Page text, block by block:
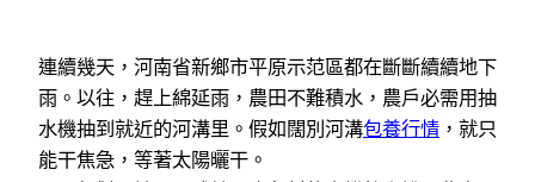
連續幾天，河南省新鄉市平原示范區都在斷斷續續地下
雨。以往，趕上綿延雨，農田不難積水，農戶必需用抽
水機抽到就近的河溝里。假如闊別河溝包養行情 ，就只
能干焦急，等著太陽曬干。